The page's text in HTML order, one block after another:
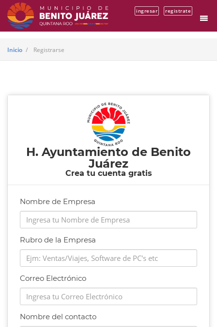
ingresar registrate
Inicio Registrarse
H. Ayuntamiento de Benito
Juárez
Crea tu cuenta gratis
Nombre de Empresa
Rubro de la Empresa
Correo Electrónico
Nombre del contacto